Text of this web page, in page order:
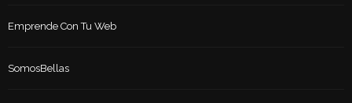
Emprende Con Tu Web
SomosBellas